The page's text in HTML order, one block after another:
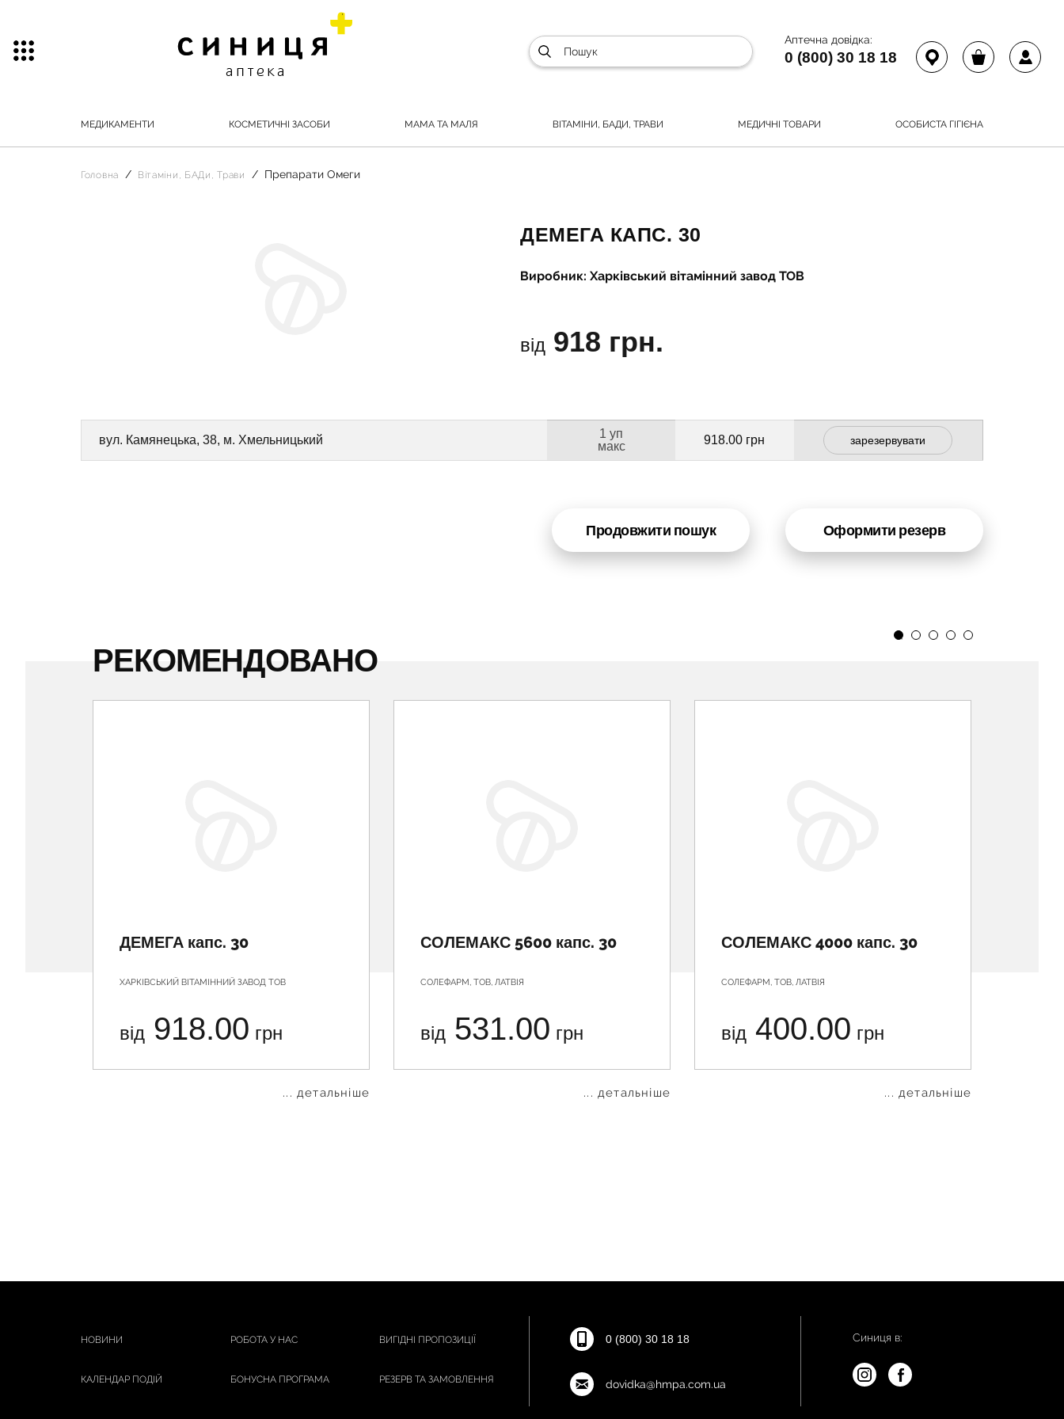
Аптечна довідка:
0 (800) 30 18 18
МЕДИКАМЕНТИ КОСМЕТИЧНІ ЗАСОБИ МАМА ТА МАЛЯ ВІТАМІНИ, БАДИ, ТРАВИ МЕДИЧНІ ТОВАРИ ОСОБИСТА ГІГІЄНА
Головна Вітаміни, БАДи, Трави Препарати Омеги
ДЕМЕГА КАПС. 30
Виробник: Харківський вітамінний завод ТОВ
від 918 грн.
вул. Камянецька, 38, м. Хмельницький
1 уп
макс
918.00 грн зарезервувати
Продовжити пошук Оформити резерв
РЕКОМЕНДОВАНО
ДЕМЕГА капс. 30
ХАРКІВСЬКИЙ ВІТАМІННИЙ ЗАВОД ТОВ
від 918.00 грн
... детальніше
СОЛЕМАКС 5600 капс. 30
СОЛЕФАРМ, ТОВ, ЛАТВІЯ
від 531.00 грн
... детальніше
СОЛЕМАКС 4000 капс. 30
СОЛЕФАРМ, ТОВ, ЛАТВІЯ
від 400.00 грн
... детальніше
НОВИНИ РОБОТА У НАС ВИГІДНІ ПРОПОЗИЦІЇ
КАЛЕНДАР ПОДІЙ БОНУСНА ПРОГРАМА РЕЗЕРВ ТА ЗАМОВЛЕННЯ
0 (800) 30 18 18
dovidka@hmpa.com.ua
Синиця в: